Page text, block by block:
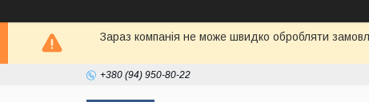
Зараз компанія не може швидко обробляти
+380 (94) 950-80-22